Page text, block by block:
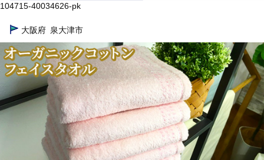
TOP 日用品・雑貨
104715-40034626-pk
大阪府 泉大津市